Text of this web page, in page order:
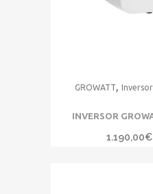
GROWATT,
INVERSOR
1.190,00€